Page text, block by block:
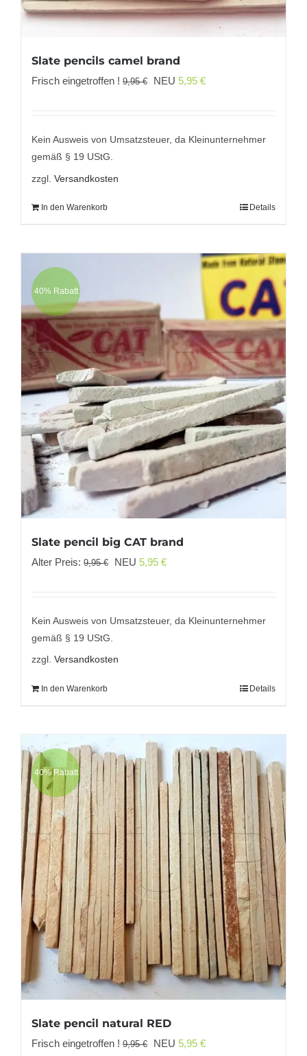
Slate pencils camel brand
Frisch eingetroffen ! 9,95€
Ursprünglicher
9,95 €
NEU 5,95 €Aktueller
5,95 €.
Kein Ausweis von Umsatzsteuer, da Kleinunternehmer
gemäß § 19 UStG.
zzgl. Versandkosten
In den Warenkorb Details
40% Rabatt
Slate pencil big CAT brand
Alter Preis: 9,95€
Ursprünglicher
9,95 €
NEU 5,95 €Aktueller
5,95 €.
Kein Ausweis von Umsatzsteuer, da Kleinunternehmer
gemäß § 19 UStG.
zzgl. Versandkosten
In den Warenkorb Details
40% Rabatt
Slate pencil natural RED
Frisch eingetroffen ! 9,95€
Ursprünglicher
NEU 5,95 €Aktueller